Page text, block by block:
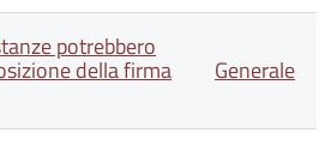
potrebbero
della firma Generale